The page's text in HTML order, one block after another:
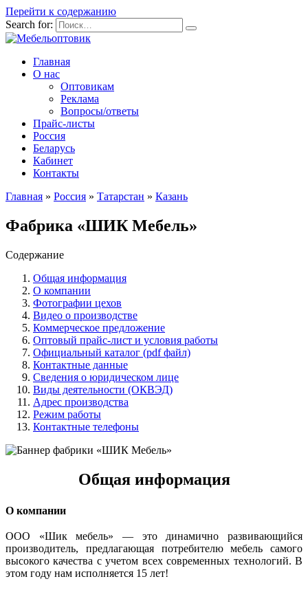
Перейти к содержанию
Search for:
Главная
О нас
Оптовикам
Реклама
Вопросы/ответы
Прайс-листы
Россия
Беларусь
Кабинет
Контакты
Главная » Россия » Татарстан » Казань
Фабрика «ШИК Мебель»
Содержание
Общая информация
О компании
Фотографии цехов
Видео о производстве
Коммерческое предложение
Оптовый прайс-лист и условия работы
Официальный каталог (pdf файл)
Контактные данные
Сведения о юридическом лице
Виды деятельности (ОКВЭД)
Адрес производства
Режим работы
Контактные телефоны
Общая информация
О компании
ООО «Шик мебель» — это динамично развивающийся
производитель, предлагающая потребителю мебель самого
высокого качества с учетом всех современных технологий. В
этом году нам исполняется 15 лет!